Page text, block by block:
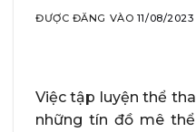
ĐƯỢC ĐĂNG VÀO 11/08/2023
Việc tập luyện thể
những tín đồ mê